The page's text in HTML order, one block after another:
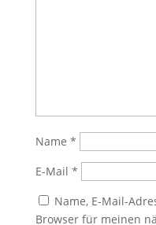
Name *
E-Mail *
Name, E-Mail-
Browser für meinen